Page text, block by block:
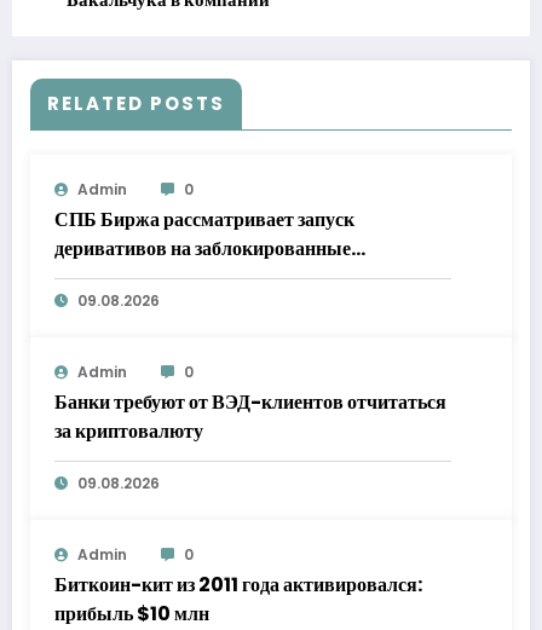
RELATED POSTS
Admin 0
СПБ Биржа рассматривает запуск
деривативов на заблокированные
иностранные бумаги
09.08.2026
Admin 0
Банки требуют от ВЭД-клиентов отчитаться
за криптовалюту
09.08.2026
Admin 0
Биткоин-кит из 2011 года активировался:
прибыль $10 млн